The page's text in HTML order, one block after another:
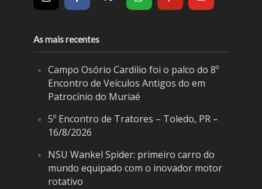
As mais recentes
Campo Osório Cardilio foi o palco do 8º
Encontro de Veículos Antigos do em
Patrocínio do Muriaé
5º Encontro de Tratores – Toledo, PR –
16/8/2026
NSU Wankel Spider: primeiro carro do
mundo equipado com o inovador motor
rotativo